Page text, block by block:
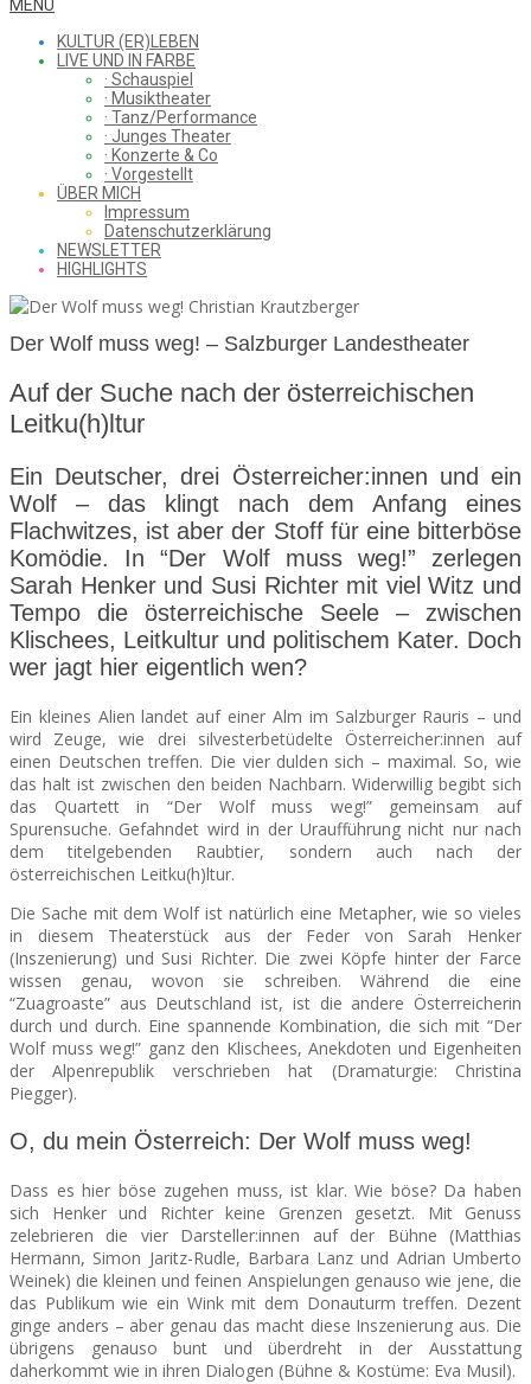
WHAT
SAW
FROM
THE
CHEAP
SEATS
Menu
MENU
KULTUR (ER)LEBEN
LIVE UND IN FARBE
· Schauspiel
· Musiktheater
· Tanz/Performance
· Junges Theater
· Konzerte & Co
· Vorgestellt
ÜBER MICH
Impressum
Datenschutzerklärung
NEWSLETTER
HIGHLIGHTS
Der Wolf muss weg! – Salzburger Landestheater
Auf der Suche nach der österreichischen
Leitku(h)ltur
Ein Deutscher, drei Österreicher:innen und ein
Wolf – das klingt nach dem Anfang eines
Flachwitzes, ist aber der Stoff für eine bitterböse
Komödie. In “Der Wolf muss weg!” zerlegen
Sarah Henker und Susi Richter mit viel Witz und
Tempo die österreichische Seele – zwischen
Klischees, Leitkultur und politischem Kater. Doch
wer jagt hier eigentlich wen?
Ein kleines Alien landet auf einer Alm im Salzburger Rauris – und
wird Zeuge, wie drei silvesterbetüdelte Österreicher:innen auf
einen Deutschen treffen. Die vier dulden sich – maximal. So, wie
das halt ist zwischen den beiden Nachbarn. Widerwillig begibt sich
das Quartett in “Der Wolf muss weg!” gemeinsam auf
Spurensuche. Gefahndet wird in der Uraufführung nicht nur nach
dem titelgebenden Raubtier, sondern auch nach der
österreichischen Leitku(h)ltur.
Die Sache mit dem Wolf ist natürlich eine Metapher, wie so vieles
in diesem Theaterstück aus der Feder von Sarah Henker
(Inszenierung) und Susi Richter. Die zwei Köpfe hinter der Farce
wissen genau, wovon sie schreiben. Während die eine
“Zuagroaste” aus Deutschland ist, ist die andere Österreicherin
durch und durch. Eine spannende Kombination, die sich mit “Der
Wolf muss weg!” ganz den Klischees, Anekdoten und Eigenheiten
der Alpenrepublik verschrieben hat (Dramaturgie: Christina
Piegger).
O, du mein Österreich: Der Wolf muss weg!
Dass es hier böse zugehen muss, ist klar. Wie böse? Da haben
sich Henker und Richter keine Grenzen gesetzt. Mit Genuss
zelebrieren die vier Darsteller:innen auf der Bühne (Matthias
Hermann, Simon Jaritz-Rudle, Barbara Lanz und Adrian Umberto
Weinek) die kleinen und feinen Anspielungen genauso wie jene, die
das Publikum wie ein Wink mit dem Donauturm treffen. Dezent
ginge anders – aber genau das macht diese Inszenierung aus. Die
übrigens genauso bunt und überdreht in der Ausstattung
daherkommt wie in ihren Dialogen (Bühne & Kostüme: Eva Musil).